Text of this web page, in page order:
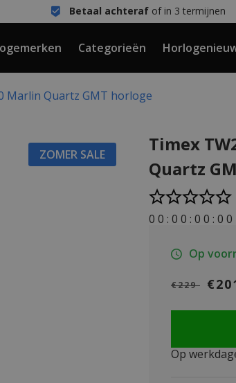
Betaal achterafof in 3 termijnen
Categorieën
Marlin Quartz GMT horloge
ZOMER SALE
Timex
Quartz
0 0 : 0 0 : 0 0 : 0 0
Op
€229
Op